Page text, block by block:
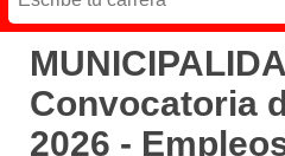
Convocatoria
2026 -